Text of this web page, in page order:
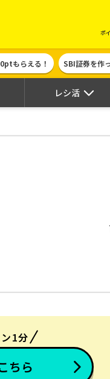
タス
ポ
もらえる！ SBI証券を作
レシ活
1分
ちら